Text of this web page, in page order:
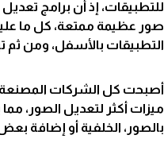
للتطبيقات، إذ أن برامج
صور عظيمة ممتعة، كل ما
التطبيقات بالأسفل، ومن ثم
أصبحت كل الشركات المصنعة
ميزات أكثر لتعديل الصور،
بالصور، الخلفية أو إضافة